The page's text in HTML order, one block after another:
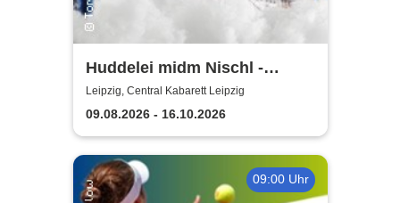
Huddelei midm Nischl -
Central Kabarett Leipzig
Leipzig, Central Kabarett Leipzig
09.08.2026 - 16.10.2026
09:00 Uhr